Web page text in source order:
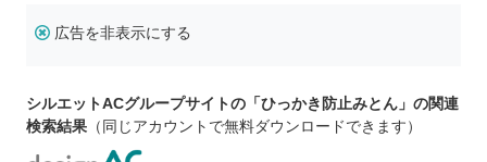
広告を非表示にする
シルエットACグループサイトの「ひっかき防止みとん」の関連
検索結果 （同じアカウントで無料ダウンロードできます）